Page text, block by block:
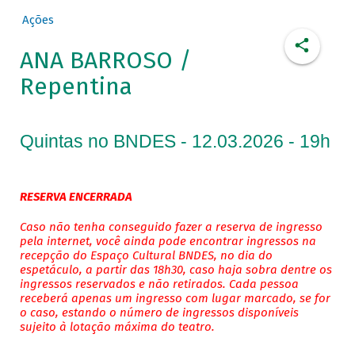
Ações
ANA BARROSO /
Repentina
Quintas no BNDES - 12.03.2026 - 19h
RESERVA ENCERRADA
Caso não tenha conseguido fazer a reserva de ingresso
pela internet, você ainda pode encontrar ingressos na
recepção do Espaço Cultural BNDES, no dia do
espetáculo, a partir das 18h30, caso haja sobra dentre os
ingressos reservados e não retirados. Cada pessoa
receberá apenas um ingresso com lugar marcado, se for
o caso, estando o número de ingressos disponíveis
sujeito à lotação máxima do teatro.